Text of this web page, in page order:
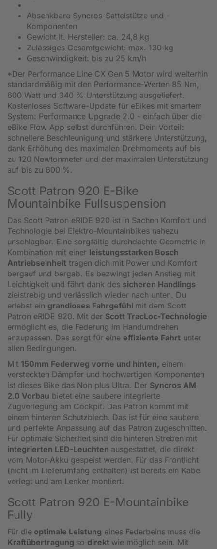
Absenkbare Syncros-Sattelstütze und -
Komponenten
Gewicht lt. Hersteller: ca. 24,8 kg
Zulässiges Gesamtgewicht: max. 130 kg
Geschwindigkeit: bis zu 25 km/h
*Der Performance Line CX Gen 5 Motor wird weiterhin
standardmäßig mit den Performance-Werten 85 Nm,
600 Watt und 340 % Unterstützung ausgeliefert.
Kostenloses Software-Update für eBikes mit smartem
System: Performance Upgrade 2.0 - einfach über die
eBike Flow App selbst durchführen. Dein Vorteil:
schnellere Beschleunigung und stärkere Unterstützung,
dank Erhöhung des maximalen Drehmoments auf bis
zu 120 Newtonmeter und der maximalen Unterstützung
auf bis zu 600 %.
Scott Patron 920 E-Bike
Mountainbike Fullsuspension
Das Scott Patron eRIDE 920 ist in Sachen Komfort und
Technologie bei Elektro-Mountainbikes nahezu
unschlagbar. Eine sorgfältig durchdachte Geometrie in
Kombination mit einer leistungsstarken Bosch
Antriebseinheit tragen dich mit Power und Komfort
bergauf und bergab. Es bezwingt jeden Anstieg mit
Leichtigkeit und fährt dank des sicheren Handlings
zielstrebig und verlässlich wieder nach unten. Du
erlebst ein grandioses Fahrgefühl mit dem Scott
Patron eRIDE 920. Mit der Scott TracLoc-Technologie
ermöglicht es, die Federung im Handumdrehen
anzupassen. Das sorgt für eine effiziente Fahrt unter
allen Bedingungen.
Mit 150mm Federweg vorne und hinten, einem
versteckten Dämpfer und hochwertigen Komponenten
ist dieses Bike das Non plus Ultra. Der Syncros AM
2.0 Vorbau bietet eine saubere integrierte
Zugverlegung am Cockpit. Das Patron kommt mit
einem hinteren Schutzblech. Das ist für eine saubere
und perfekte Anpassung auf das Patron zugeschnitten.
Für optimale Sicherheit sind die hinteren Streben mit
integrierten LED-Leuchten ausgestattet, die direkt
vom Motor-Akku gespeist werden. Für das Frontlicht
(nicht im Lieferumfang enthalten) ist bereits ein Kabel
verlegt und am Lenker montiert.
Scott Patron 920 E-Mountainbike
Fully
Für die optimale Leistung eines Federbeins muss die
Kraftübertragung so direkt wie möglich sein. Mit